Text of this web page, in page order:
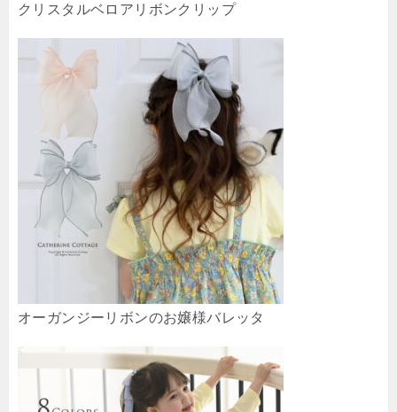
クリスタルベロアリボンクリップ
オーガンジーリボンのお嬢様バレッタ